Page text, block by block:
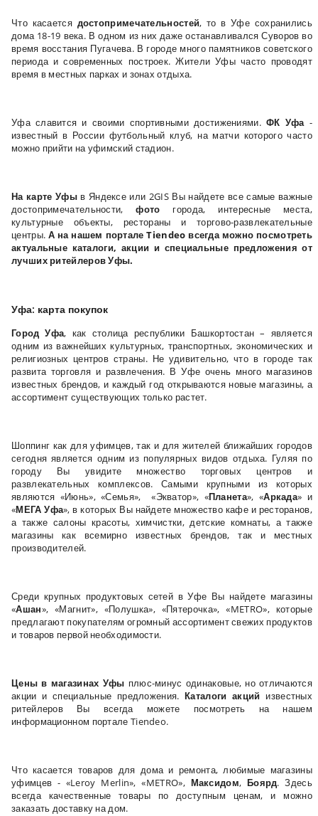
Что касается достопримечательностей, то в Уфе сохранились
дома 18-19 века. В одном из них даже останавливался Суворов во
время восстания Пугачева. В городе много памятников советского
периода и современных построек. Жители Уфы часто проводят
время в местных парках и зонах отдыха.
Уфа славится и своими спортивными достижениями.ФК Уфа-
известный в России футбольный клуб, на матчи которого часто
можно прийти на уфимский стадион.
На карте Уфыв Яндексе или 2GIS Вы найдете все самые важные
достопримечательности,фото города, интересные места,
культурные объекты, рестораны и торгово-развлекательные
центры. А на нашем портале Tiendeo всегда можно посмотреть
актуальные каталоги, акции и специальные предложения от
лучших ритейлеров Уфы.
Уфа: карта покупок
Город Уфа, как столица республики Башкортостан – является
одним из важнейших культурных, транспортных, экономических и
религиозных центров страны. Не удивительно, что в городе так
развита торговля и развлечения. В Уфе очень много магазинов
известных брендов, и каждый год открываются новые магазины, а
ассортимент существующих только растет.
Шоппинг как для уфимцев, так и для жителей ближайших городов
сегодня является одним из популярных видов отдыха. Гуляя по
городу Вы увидите множество торговых центров и
развлекательных комплексов. Самыми крупными из которых
являются «Июнь», «Семья», «Экватор», «Планета», «Аркада» и
«МЕГА Уфа», в которых Вы найдете множество кафе и ресторанов,
а также салоны красоты, химчистки, детские комнаты, а также
магазины как всемирно известных брендов, так и местных
производителей.
Среди крупных продуктовых сетей в Уфе Вы найдете магазины
«Ашан», «Магнит», «Полушка», «Пятерочка», «METRO», которые
предлагают покупателям огромный ассортимент свежих продуктов
и товаров первой необходимости.
Цены в магазинах Уфы плюс-минус одинаковые, но отличаются
акции и специальные предложения. Каталоги акций известных
ритейлеров Вы всегда можете посмотреть на нашем
информационном портале Tiendeo.
Что касается товаров для дома и ремонта, любимые магазины
уфимцев - «Leroy Merlin», «METRO», Максидом, Боярд. Здесь
всегда качественные товары по доступным ценам, и можно
заказать доставку на дом.